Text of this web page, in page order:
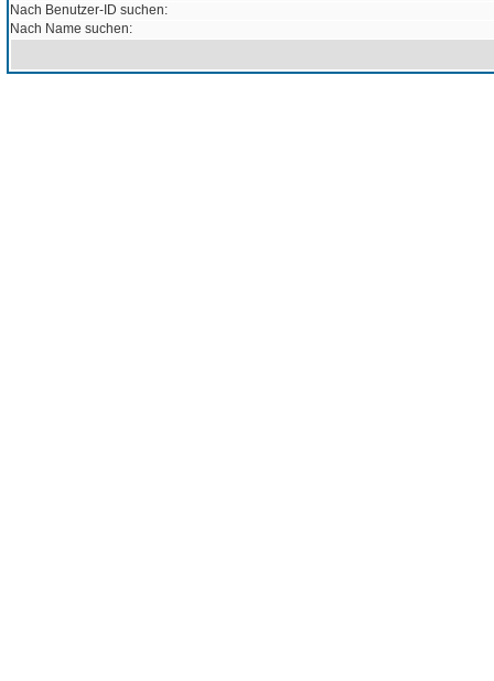
Nach Benutzer-ID suchen:
Nach Name suchen: